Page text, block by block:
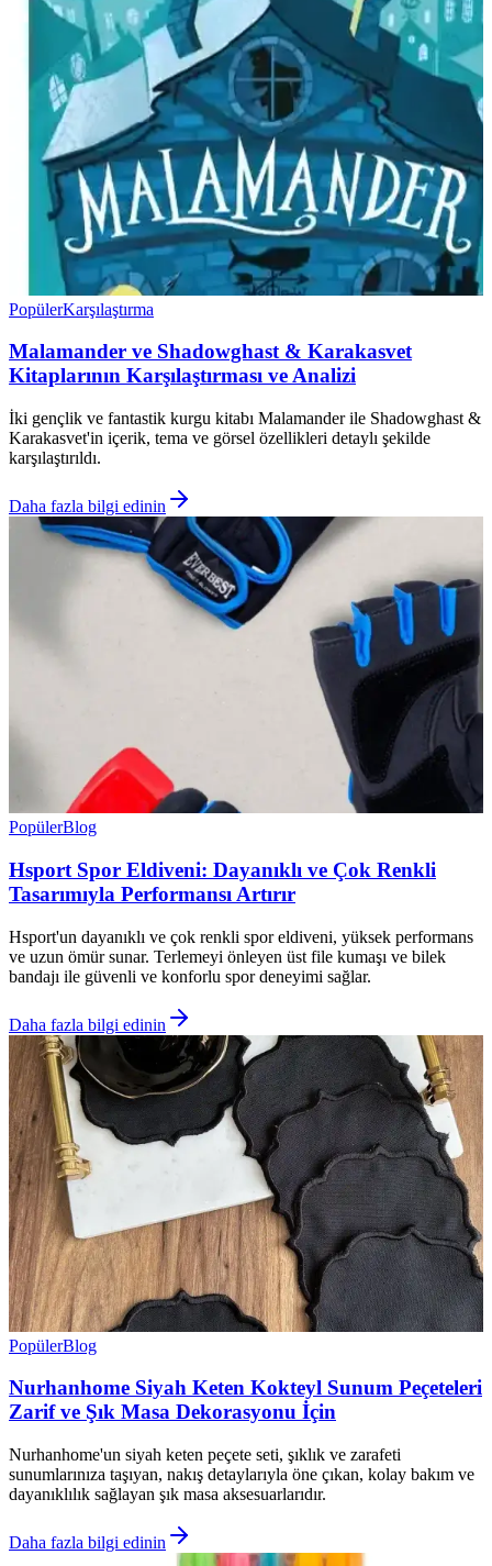
PopülerKarşılaştırma
Malamander ve Shadowghast & Karakasvet
Kitaplarının Karşılaştırması ve Analizi
İki gençlik ve fantastik kurgu kitabı Malamander ile Shadowghast &
Karakasvet'in içerik, tema ve görsel özellikleri detaylı şekilde
karşılaştırıldı.
Daha fazla bilgi edinin
PopülerBlog
Hsport Spor Eldiveni: Dayanıklı ve Çok Renkli
Tasarımıyla Performansı Artırır
Hsport'un dayanıklı ve çok renkli spor eldiveni, yüksek performans
ve uzun ömür sunar. Terlemeyi önleyen üst file kumaşı ve bilek
bandajı ile güvenli ve konforlu spor deneyimi sağlar.
Daha fazla bilgi edinin
PopülerBlog
Nurhanhome Siyah Keten Kokteyl Sunum Peçeteleri
Zarif ve Şık Masa Dekorasyonu İçin
Nurhanhome'un siyah keten peçete seti, şıklık ve zarafeti
sunumlarınıza taşıyan, nakış detaylarıyla öne çıkan, kolay bakım ve
dayanıklılık sağlayan şık masa aksesuarlarıdır.
Daha fazla bilgi edinin